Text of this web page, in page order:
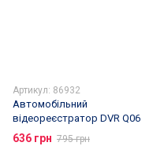
Артикул: 86932
Автомобільний
відеореєстратор DVR Q06
636 грн 795 грн